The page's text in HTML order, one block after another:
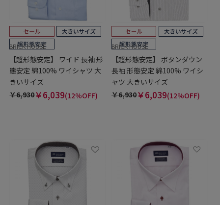
BRICK HOUSE
【超形態安定】 ワイド 長袖 形
態安定 綿100% ワイシャツ 大
きいサイズ
￥6,930￥6,039(12%OFF)
BRICK HOUSE
【超形態安定】 ボタンダウン
長袖 形態安定 綿100% ワイシ
ャツ 大きいサイズ
￥6,930￥6,039(12%OFF)